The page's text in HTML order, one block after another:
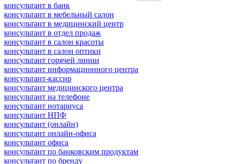
консультант в банк
консультант в мебельный салон
консультант в медицинский центр
консультант в отдел продаж
консультант в салон красоты
консультант в салон оптики
консультант горячей линии
консультант информационного центра
консультант-кассир
консультант медицинского центра
консультант на телефоне
консультант нотариуса
консультант НПФ
консультант (онлайн)
консультант онлайн-офиса
консультант офиса
консультант по банковским продуктам
консультант по бренду